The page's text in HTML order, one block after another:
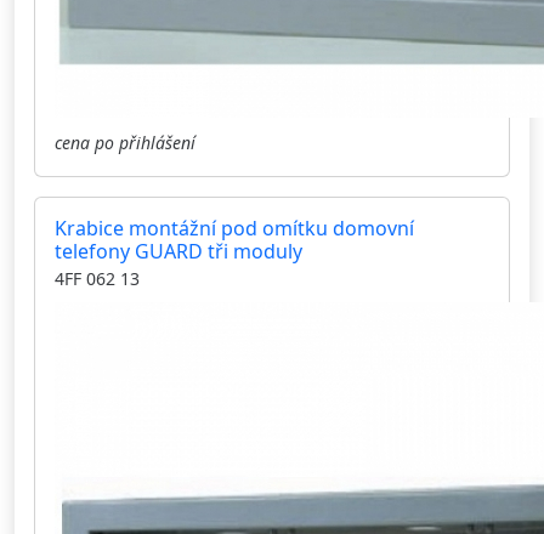
cena po přihlášení
Krabice montážní pod omítku domovní
telefony GUARD tři moduly
4FF 062 13